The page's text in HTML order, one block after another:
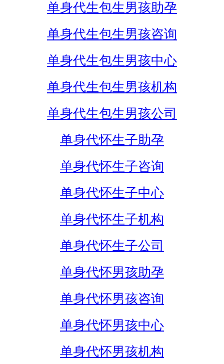
单身代生包生男孩助孕
单身代生包生男孩咨询
单身代生包生男孩中心
单身代生包生男孩机构
单身代生包生男孩公司
单身代怀生子助孕
单身代怀生子咨询
单身代怀生子中心
单身代怀生子机构
单身代怀生子公司
单身代怀男孩助孕
单身代怀男孩咨询
单身代怀男孩中心
单身代怀男孩机构